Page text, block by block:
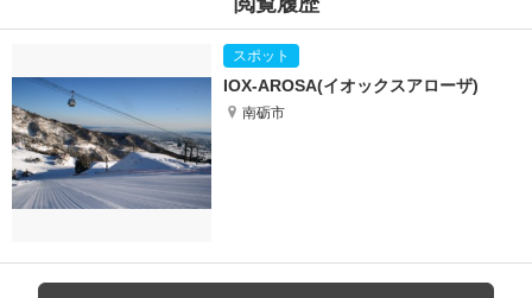
IOX-AROSA(イオックスアローザ)
南砺市